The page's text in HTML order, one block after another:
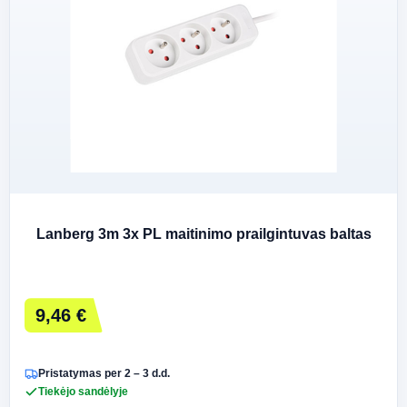
Lanberg 3m 3x PL maitinimo prailgintuvas baltas
9,46 €
Pristatymas per 2 – 3 d.d.
Tiekėjo sandėlyje